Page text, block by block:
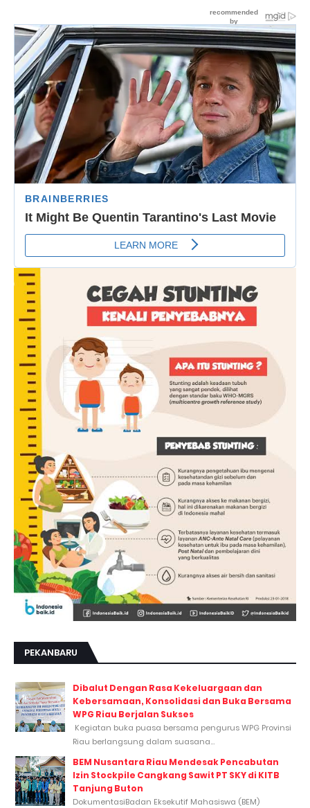
PEKANBARU
Dibalut Dengan Rasa Kekeluargaan dan
Kebersamaan, Konsolidasi dan Buka Bersama
WPG Riau Berjalan Sukses
Kegiatan buka puasa bersama pengurus WPG Provinsi
Riau berlangsung dalam suasana...
BEM Nusantara Riau Mendesak Pencabutan
Izin Stockpile Cangkang Sawit PT SKY di KITB
Tanjung Buton
DokumentasiBadan Eksekutif Mahasiswa (BEM)